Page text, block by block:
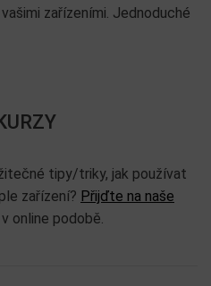
zařízeními. Jednoduché
tipy/triky, jak používat
zařízení? Přijďte na naše
online podobě.